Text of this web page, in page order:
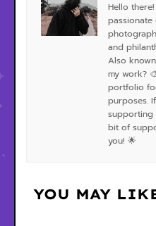
Hello there!
and
Also
my work?
portfolio
purposes.
supporting
bit of
you! 🌟
YOU MAY